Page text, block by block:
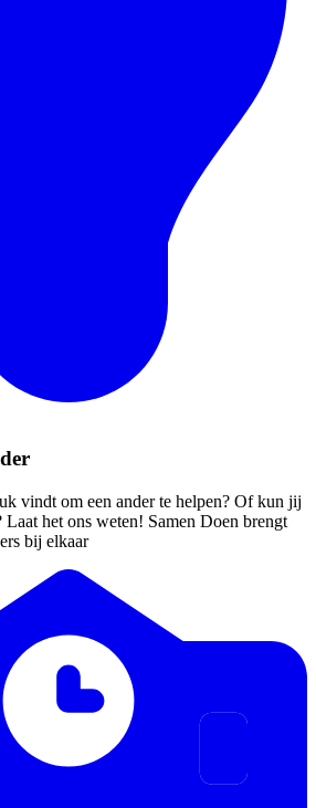
vindt om een ander te helpen? Of kun jij
het ons weten! Samen Doen brengt
bij elkaar